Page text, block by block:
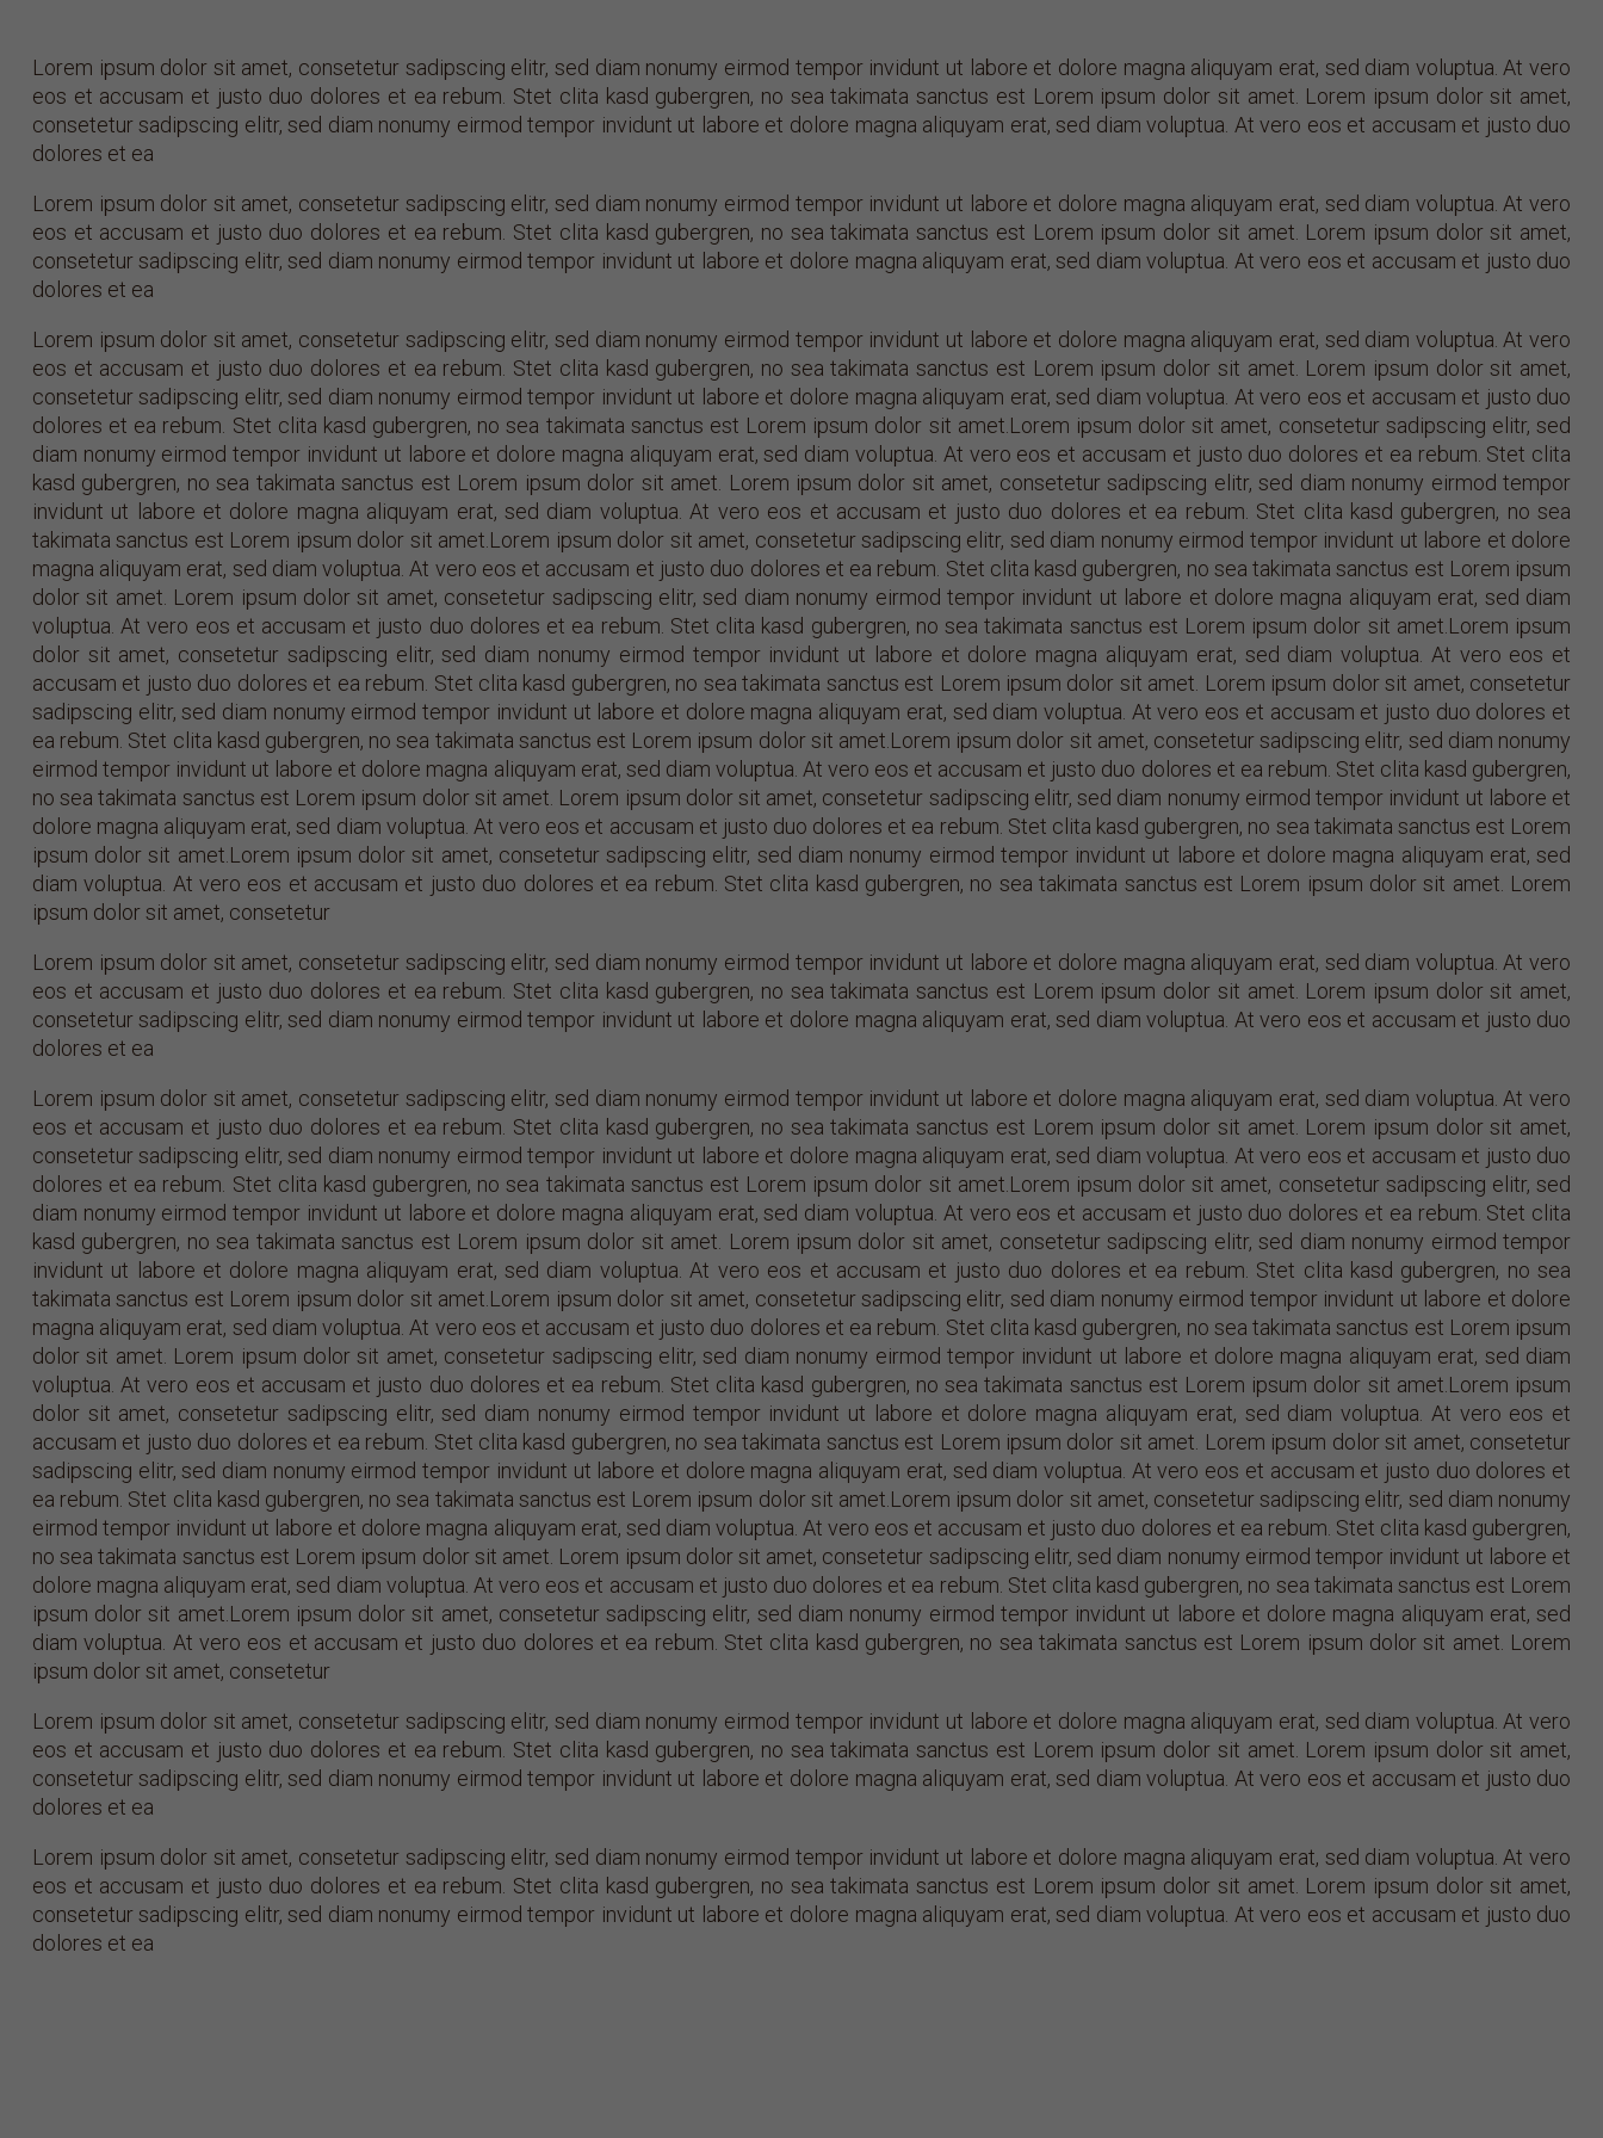
Lorem ipsum dolor sit amet, consetetur sadipscing elitr, sed diam nonumy eirmod tempor invidunt ut labore et dolore magna aliquyam erat, sed diam voluptua. At vero
eos et accusam et justo duo dolores et ea rebum. Stet clita kasd gubergren, no sea takimata sanctus est Lorem ipsum dolor sit amet. Lorem ipsum dolor sit amet,
consetetur sadipscing elitr, sed diam nonumy eirmod tempor invidunt ut labore et dolore magna aliquyam erat, sed diam voluptua. At vero eos et accusam et justo duo
dolores et ea
Lorem ipsum dolor sit amet, consetetur sadipscing elitr, sed diam nonumy eirmod tempor invidunt ut labore et dolore magna aliquyam erat, sed diam voluptua. At vero
eos et accusam et justo duo dolores et ea rebum. Stet clita kasd gubergren, no sea takimata sanctus est Lorem ipsum dolor sit amet. Lorem ipsum dolor sit amet,
consetetur sadipscing elitr, sed diam nonumy eirmod tempor invidunt ut labore et dolore magna aliquyam erat, sed diam voluptua. At vero eos et accusam et justo duo
dolores et ea
Lorem ipsum dolor sit amet, consetetur sadipscing elitr, sed diam nonumy eirmod tempor invidunt ut labore et dolore magna aliquyam erat, sed diam voluptua. At vero
eos et accusam et justo duo dolores et ea rebum. Stet clita kasd gubergren, no sea takimata sanctus est Lorem ipsum dolor sit amet. Lorem ipsum dolor sit amet,
consetetur sadipscing elitr, sed diam nonumy eirmod tempor invidunt ut labore et dolore magna aliquyam erat, sed diam voluptua. At vero eos et accusam et justo duo
dolores et ea rebum. Stet clita kasd gubergren, no sea takimata sanctus est Lorem ipsum dolor sit amet.Lorem ipsum dolor sit amet, consetetur sadipscing elitr, sed
diam nonumy eirmod tempor invidunt ut labore et dolore magna aliquyam erat, sed diam voluptua. At vero eos et accusam et justo duo dolores et ea rebum. Stet clita
kasd gubergren, no sea takimata sanctus est Lorem ipsum dolor sit amet. Lorem ipsum dolor sit amet, consetetur sadipscing elitr, sed diam nonumy eirmod tempor
invidunt ut labore et dolore magna aliquyam erat, sed diam voluptua. At vero eos et accusam et justo duo dolores et ea rebum. Stet clita kasd gubergren, no sea
takimata sanctus est Lorem ipsum dolor sit amet.Lorem ipsum dolor sit amet, consetetur sadipscing elitr, sed diam nonumy eirmod tempor invidunt ut labore et dolore
magna aliquyam erat, sed diam voluptua. At vero eos et accusam et justo duo dolores et ea rebum. Stet clita kasd gubergren, no sea takimata sanctus est Lorem ipsum
dolor sit amet. Lorem ipsum dolor sit amet, consetetur sadipscing elitr, sed diam nonumy eirmod tempor invidunt ut labore et dolore magna aliquyam erat, sed diam
voluptua. At vero eos et accusam et justo duo dolores et ea rebum. Stet clita kasd gubergren, no sea takimata sanctus est Lorem ipsum dolor sit amet.Lorem ipsum
dolor sit amet, consetetur sadipscing elitr, sed diam nonumy eirmod tempor invidunt ut labore et dolore magna aliquyam erat, sed diam voluptua. At vero eos et
accusam et justo duo dolores et ea rebum. Stet clita kasd gubergren, no sea takimata sanctus est Lorem ipsum dolor sit amet. Lorem ipsum dolor sit amet, consetetur
sadipscing elitr, sed diam nonumy eirmod tempor invidunt ut labore et dolore magna aliquyam erat, sed diam voluptua. At vero eos et accusam et justo duo dolores et
ea rebum. Stet clita kasd gubergren, no sea takimata sanctus est Lorem ipsum dolor sit amet.Lorem ipsum dolor sit amet, consetetur sadipscing elitr, sed diam nonumy
eirmod tempor invidunt ut labore et dolore magna aliquyam erat, sed diam voluptua. At vero eos et accusam et justo duo dolores et ea rebum. Stet clita kasd gubergren,
no sea takimata sanctus est Lorem ipsum dolor sit amet. Lorem ipsum dolor sit amet, consetetur sadipscing elitr, sed diam nonumy eirmod tempor invidunt ut labore et
dolore magna aliquyam erat, sed diam voluptua. At vero eos et accusam et justo duo dolores et ea rebum. Stet clita kasd gubergren, no sea takimata sanctus est Lorem
ipsum dolor sit amet.Lorem ipsum dolor sit amet, consetetur sadipscing elitr, sed diam nonumy eirmod tempor invidunt ut labore et dolore magna aliquyam erat, sed
diam voluptua. At vero eos et accusam et justo duo dolores et ea rebum. Stet clita kasd gubergren, no sea takimata sanctus est Lorem ipsum dolor sit amet. Lorem
ipsum dolor sit amet, consetetur
Lorem ipsum dolor sit amet, consetetur sadipscing elitr, sed diam nonumy eirmod tempor invidunt ut labore et dolore magna aliquyam erat, sed diam voluptua. At vero
eos et accusam et justo duo dolores et ea rebum. Stet clita kasd gubergren, no sea takimata sanctus est Lorem ipsum dolor sit amet. Lorem ipsum dolor sit amet,
consetetur sadipscing elitr, sed diam nonumy eirmod tempor invidunt ut labore et dolore magna aliquyam erat, sed diam voluptua. At vero eos et accusam et justo duo
dolores et ea
Lorem ipsum dolor sit amet, consetetur sadipscing elitr, sed diam nonumy eirmod tempor invidunt ut labore et dolore magna aliquyam erat, sed diam voluptua. At vero
eos et accusam et justo duo dolores et ea rebum. Stet clita kasd gubergren, no sea takimata sanctus est Lorem ipsum dolor sit amet. Lorem ipsum dolor sit amet,
consetetur sadipscing elitr, sed diam nonumy eirmod tempor invidunt ut labore et dolore magna aliquyam erat, sed diam voluptua. At vero eos et accusam et justo duo
dolores et ea rebum. Stet clita kasd gubergren, no sea takimata sanctus est Lorem ipsum dolor sit amet.Lorem ipsum dolor sit amet, consetetur sadipscing elitr, sed
diam nonumy eirmod tempor invidunt ut labore et dolore magna aliquyam erat, sed diam voluptua. At vero eos et accusam et justo duo dolores et ea rebum. Stet clita
kasd gubergren, no sea takimata sanctus est Lorem ipsum dolor sit amet. Lorem ipsum dolor sit amet, consetetur sadipscing elitr, sed diam nonumy eirmod tempor
invidunt ut labore et dolore magna aliquyam erat, sed diam voluptua. At vero eos et accusam et justo duo dolores et ea rebum. Stet clita kasd gubergren, no sea
takimata sanctus est Lorem ipsum dolor sit amet.Lorem ipsum dolor sit amet, consetetur sadipscing elitr, sed diam nonumy eirmod tempor invidunt ut labore et dolore
magna aliquyam erat, sed diam voluptua. At vero eos et accusam et justo duo dolores et ea rebum. Stet clita kasd gubergren, no sea takimata sanctus est Lorem ipsum
dolor sit amet. Lorem ipsum dolor sit amet, consetetur sadipscing elitr, sed diam nonumy eirmod tempor invidunt ut labore et dolore magna aliquyam erat, sed diam
voluptua. At vero eos et accusam et justo duo dolores et ea rebum. Stet clita kasd gubergren, no sea takimata sanctus est Lorem ipsum dolor sit amet.Lorem ipsum
dolor sit amet, consetetur sadipscing elitr, sed diam nonumy eirmod tempor invidunt ut labore et dolore magna aliquyam erat, sed diam voluptua. At vero eos et
accusam et justo duo dolores et ea rebum. Stet clita kasd gubergren, no sea takimata sanctus est Lorem ipsum dolor sit amet. Lorem ipsum dolor sit amet, consetetur
sadipscing elitr, sed diam nonumy eirmod tempor invidunt ut labore et dolore magna aliquyam erat, sed diam voluptua. At vero eos et accusam et justo duo dolores et
ea rebum. Stet clita kasd gubergren, no sea takimata sanctus est Lorem ipsum dolor sit amet.Lorem ipsum dolor sit amet, consetetur sadipscing elitr, sed diam nonumy
eirmod tempor invidunt ut labore et dolore magna aliquyam erat, sed diam voluptua. At vero eos et accusam et justo duo dolores et ea rebum. Stet clita kasd gubergren,
no sea takimata sanctus est Lorem ipsum dolor sit amet. Lorem ipsum dolor sit amet, consetetur sadipscing elitr, sed diam nonumy eirmod tempor invidunt ut labore et
dolore magna aliquyam erat, sed diam voluptua. At vero eos et accusam et justo duo dolores et ea rebum. Stet clita kasd gubergren, no sea takimata sanctus est Lorem
ipsum dolor sit amet.Lorem ipsum dolor sit amet, consetetur sadipscing elitr, sed diam nonumy eirmod tempor invidunt ut labore et dolore magna aliquyam erat, sed
diam voluptua. At vero eos et accusam et justo duo dolores et ea rebum. Stet clita kasd gubergren, no sea takimata sanctus est Lorem ipsum dolor sit amet. Lorem
ipsum dolor sit amet, consetetur
Lorem ipsum dolor sit amet, consetetur sadipscing elitr, sed diam nonumy eirmod tempor invidunt ut labore et dolore magna aliquyam erat, sed diam voluptua. At vero
eos et accusam et justo duo dolores et ea rebum. Stet clita kasd gubergren, no sea takimata sanctus est Lorem ipsum dolor sit amet. Lorem ipsum dolor sit amet,
consetetur sadipscing elitr, sed diam nonumy eirmod tempor invidunt ut labore et dolore magna aliquyam erat, sed diam voluptua. At vero eos et accusam et justo duo
dolores et ea
Lorem ipsum dolor sit amet, consetetur sadipscing elitr, sed diam nonumy eirmod tempor invidunt ut labore et dolore magna aliquyam erat, sed diam voluptua. At vero
eos et accusam et justo duo dolores et ea rebum. Stet clita kasd gubergren, no sea takimata sanctus est Lorem ipsum dolor sit amet. Lorem ipsum dolor sit amet,
consetetur sadipscing elitr, sed diam nonumy eirmod tempor invidunt ut labore et dolore magna aliquyam erat, sed diam voluptua. At vero eos et accusam et justo duo
dolores et ea